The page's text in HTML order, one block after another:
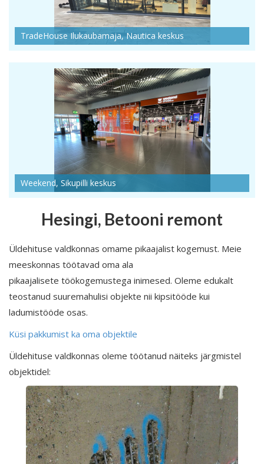
TradeHouse Ilukaubamaja, Nautica keskus
Weekend, Sikupilli keskus
Hesingi, Betooni remont
Üldehituse valdkonnas omame pikaajalist kogemust. Meie
meeskonnas töötavad oma ala
pikaajalisete töökogemustega inimesed. Oleme edukalt
teostanud suuremahulisi objekte nii kipsitööde kui
ladumistööde osas.
Küsi pakkumist ka oma objektile
Üldehituse valdkonnas oleme töötanud näiteks järgmistel
objektidel: